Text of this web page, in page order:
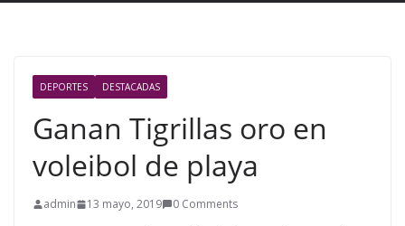
DEPORTES DESTACADAS
Ganan Tigrillas oro en
voleibol de playa
admin 13 mayo, 2019 0 Comments